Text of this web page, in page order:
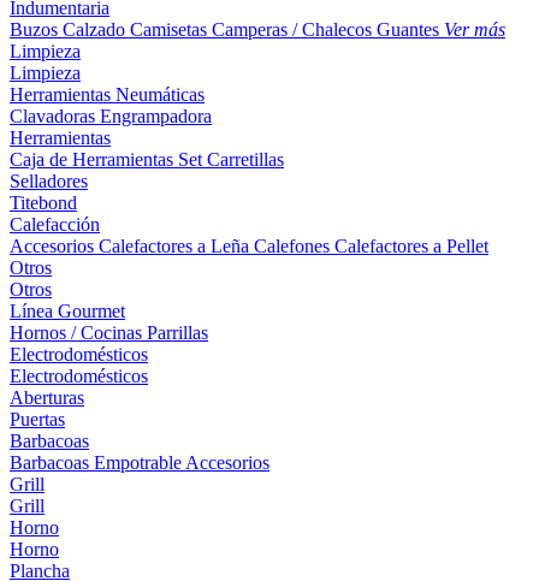
Indumentaria
Buzos Calzado Camisetas Camperas / Chalecos Guantes Ver más
Limpieza
Limpieza
Herramientas Neumáticas
Clavadoras Engrampadora
Herramientas
Caja de Herramientas Set Carretillas
Selladores
Titebond
Calefacción
Accesorios Calefactores a Leña Calefones Calefactores a Pellet
Otros
Otros
Línea Gourmet
Hornos / Cocinas Parrillas
Electrodomésticos
Electrodomésticos
Aberturas
Puertas
Barbacoas
Barbacoas Empotrable Accesorios
Grill
Grill
Horno
Horno
Plancha